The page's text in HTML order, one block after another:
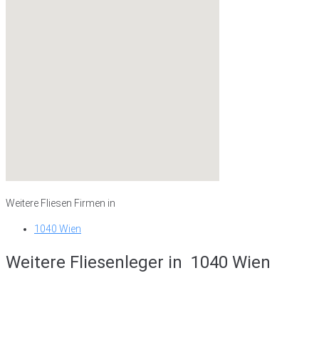
Weitere Fliesen Firmen in
1040 Wien
Weitere Fliesenleger in 1040 Wien